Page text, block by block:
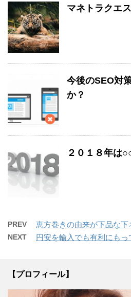
マネトラクエ
今後のSEO対
か？
２０１８年は
PREV 恵方巻きの由来が下品な下
NEXT 円安を輸入でも有利にもっ
【プロフィール】